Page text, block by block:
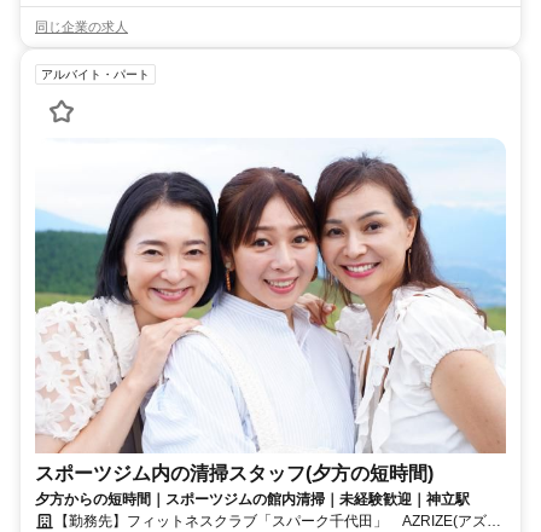
同じ企業の求人
アルバイト・パート
スポーツジム内の清掃スタッフ(夕方の短時間)
夕方からの短時間｜スポーツジムの館内清掃｜未経験歓迎｜神立駅
【勤務先】フィットネスクラブ「スパーク千代田」 AZRIZE(アズラ